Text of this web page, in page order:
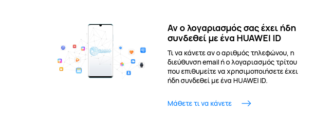
Αν ο λογαριασμός σας έχει ήδη
συνδεθεί με ένα HUAWEI ID
Τι να κάνετε αν ο αριθμός τηλεφώνου, η
διεύθυνση email ή ο λογαριασμός τρίτου
που επιθυμείτε να χρησιμοποιήσετε έχει
ήδη συνδεθεί με ένα HUAWEI ID.
Μάθετε τι να κάνετε